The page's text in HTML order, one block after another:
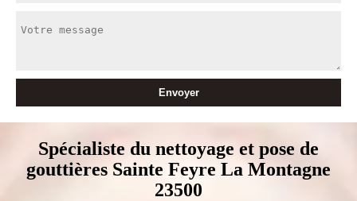
Spécialiste du nettoyage et pose de
gouttières Sainte Feyre La Montagne
23500